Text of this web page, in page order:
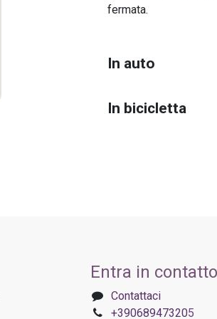
fermata.
In auto
In bicicletta
Entra in
Contattaci
+390689473205